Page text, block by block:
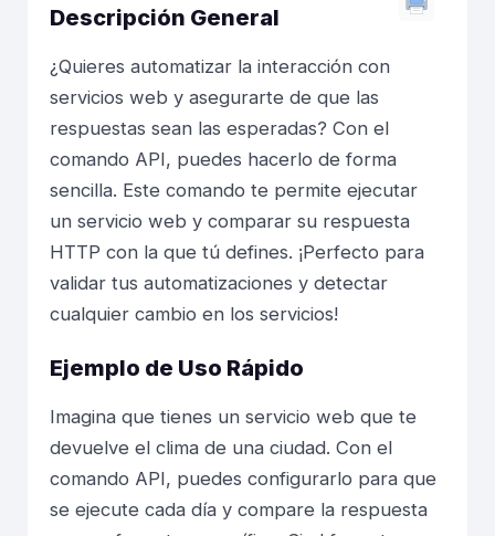
Descripción General
¿Quieres automatizar la interacción con
servicios web y asegurarte de que las
respuestas sean las esperadas? Con el
comando API, puedes hacerlo de forma
sencilla. Este comando te permite ejecutar
un servicio web y comparar su respuesta
HTTP con la que tú defines. ¡Perfecto para
validar tus automatizaciones y detectar
cualquier cambio en los servicios!
Ejemplo de Uso Rápido
Imagina que tienes un servicio web que te
devuelve el clima de una ciudad. Con el
comando API, puedes configurarlo para que
se ejecute cada día y compare la respuesta